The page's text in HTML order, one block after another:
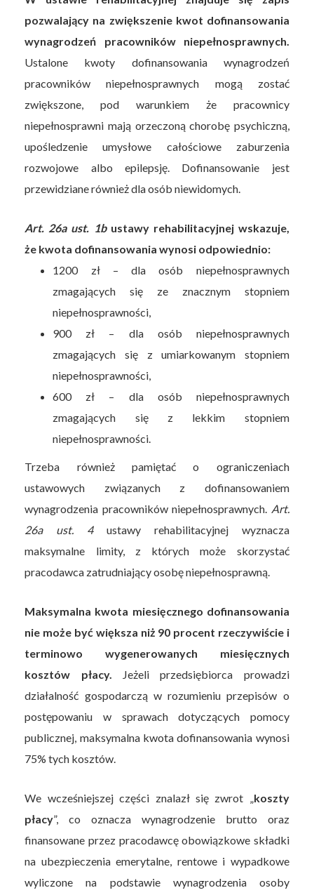
pozwalający na zwiększenie kwot dofinansowania
wynagrodzeń pracowników niepełnosprawnych.
Ustalone kwoty dofinansowania wynagrodzeń
pracowników niepełnosprawnych mogą zostać
zwiększone, pod warunkiem że pracownicy
niepełnosprawni mają orzeczoną chorobę psychiczną,
upośledzenie umysłowe całościowe zaburzenia
rozwojowe albo epilepsję. Dofinansowanie jest
przewidziane również dla osób niewidomych.
Art. 26a ust. 1bustawy rehabilitacyjnej wskazuje,
że kwota dofinansowania wynosi odpowiednio:
1200 zł – dla osób niepełnosprawnych
zmagających się ze znacznym stopniem
niepełnosprawności,
900 zł – dla osób niepełnosprawnych
zmagających się z umiarkowanym stopniem
niepełnosprawności,
600 zł – dla osób niepełnosprawnych
zmagających się z lekkim stopniem
niepełnosprawności.
Trzeba również pamiętać o ograniczeniach
ustawowych związanych z dofinansowaniem
wynagrodzenia pracowników niepełnosprawnych. Art.
26a ust. 4ustawy rehabilitacyjnej wyznacza
maksymalne limity, z których może skorzystać
pracodawca zatrudniający osobę niepełnosprawną.
Maksymalna kwota miesięcznego dofinansowania
nie może być większa niż 90 procent rzeczywiście i
terminowo wygenerowanych miesięcznych
kosztów płacy.
Jeżeli przedsiębiorca prowadzi
działalność gospodarczą w rozumieniu przepisów o
postępowaniu w sprawach dotyczących pomocy
publicznej, maksymalna kwota dofinansowania wynosi
75% tych kosztów.
We wcześniejszej części znalazł się zwrot „ koszty
płacy”, co oznacza wynagrodzenie brutto oraz
finansowane przez pracodawcę obowiązkowe składki
na ubezpieczenia emerytalne, rentowe i wypadkowe
wyliczone na podstawie wynagrodzenia osoby